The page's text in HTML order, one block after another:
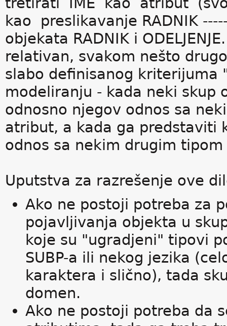
kao preslikavanje RADNIK
objekata RADNIK i
relativan, svakom nešto
slabo definisanog kriterijuma
modeliranju - kada neki skup
odnosno njegov odnos sa
atribut, a kada ga predstaviti
odnos sa nekim drugim
Uputstva za razrešenje ove
Ako ne postoji potreba za
pojavljivanja objekta u
koje su "ugradjeni" tipovi
SUBP-a ili nekog jezika
karaktera i slično), tada
domen.
Ako ne postoji potreba da